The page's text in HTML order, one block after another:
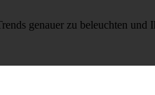
genauer zu beleuchten und